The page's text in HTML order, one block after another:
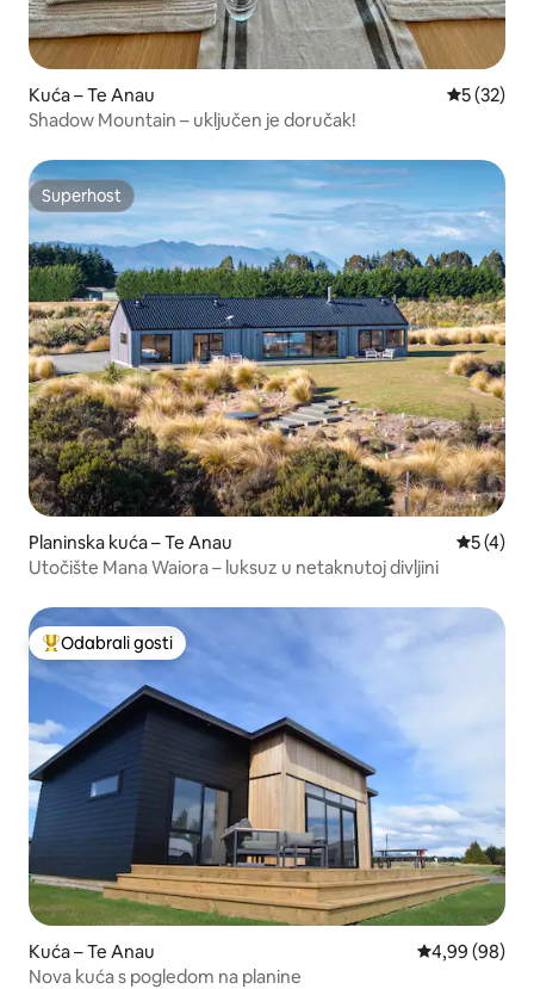
Kuća – Te Anau Prosječna
5 (32)
Shadow Mountain – uključen je doručak!
Superhost
Superhost
Planinska kuća – Te Anau
5 (4)
Utočište Mana Waiora – luksuz u netaknutoj divljini
Među najviše rangiranima s oznakom „Odabrali gosti”
Odabrali gosti
Kuća – Te Anau Prosječna
4,99 (98)
Nova kuća s pogledom na planine